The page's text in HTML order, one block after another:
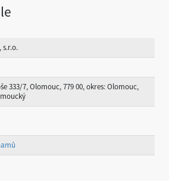
s.r.o.
333/7, Olomouc, 779 00, okres: Olomouc,